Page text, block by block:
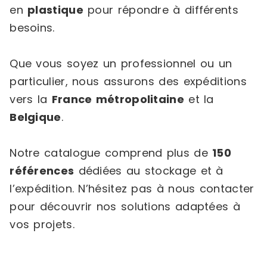
en plastique pour répondre à différents
besoins.
Que vous soyez un professionnel ou un
particulier, nous assurons des expéditions
vers la France métropolitaine et la
Belgique.
Notre catalogue comprend plus de 150
références dédiées au stockage et à
l’expédition. N’hésitez pas à nous contacter
pour découvrir nos solutions adaptées à
vos projets.